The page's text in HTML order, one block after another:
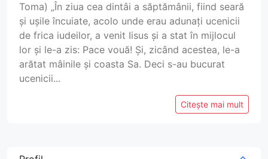
Toma) „În ziua cea dintâi a săptămânii, fiind seară
și ușile încuiate, acolo unde erau adunați ucenicii
de frica iudeilor, a venit Iisus și a stat în mijlocul
lor și le-a zis: Pace vouă! Și, zicând acestea, le-a
arătat mâinile și coasta Sa. Deci s-au bucurat
ucenicii...
Citește mai mult